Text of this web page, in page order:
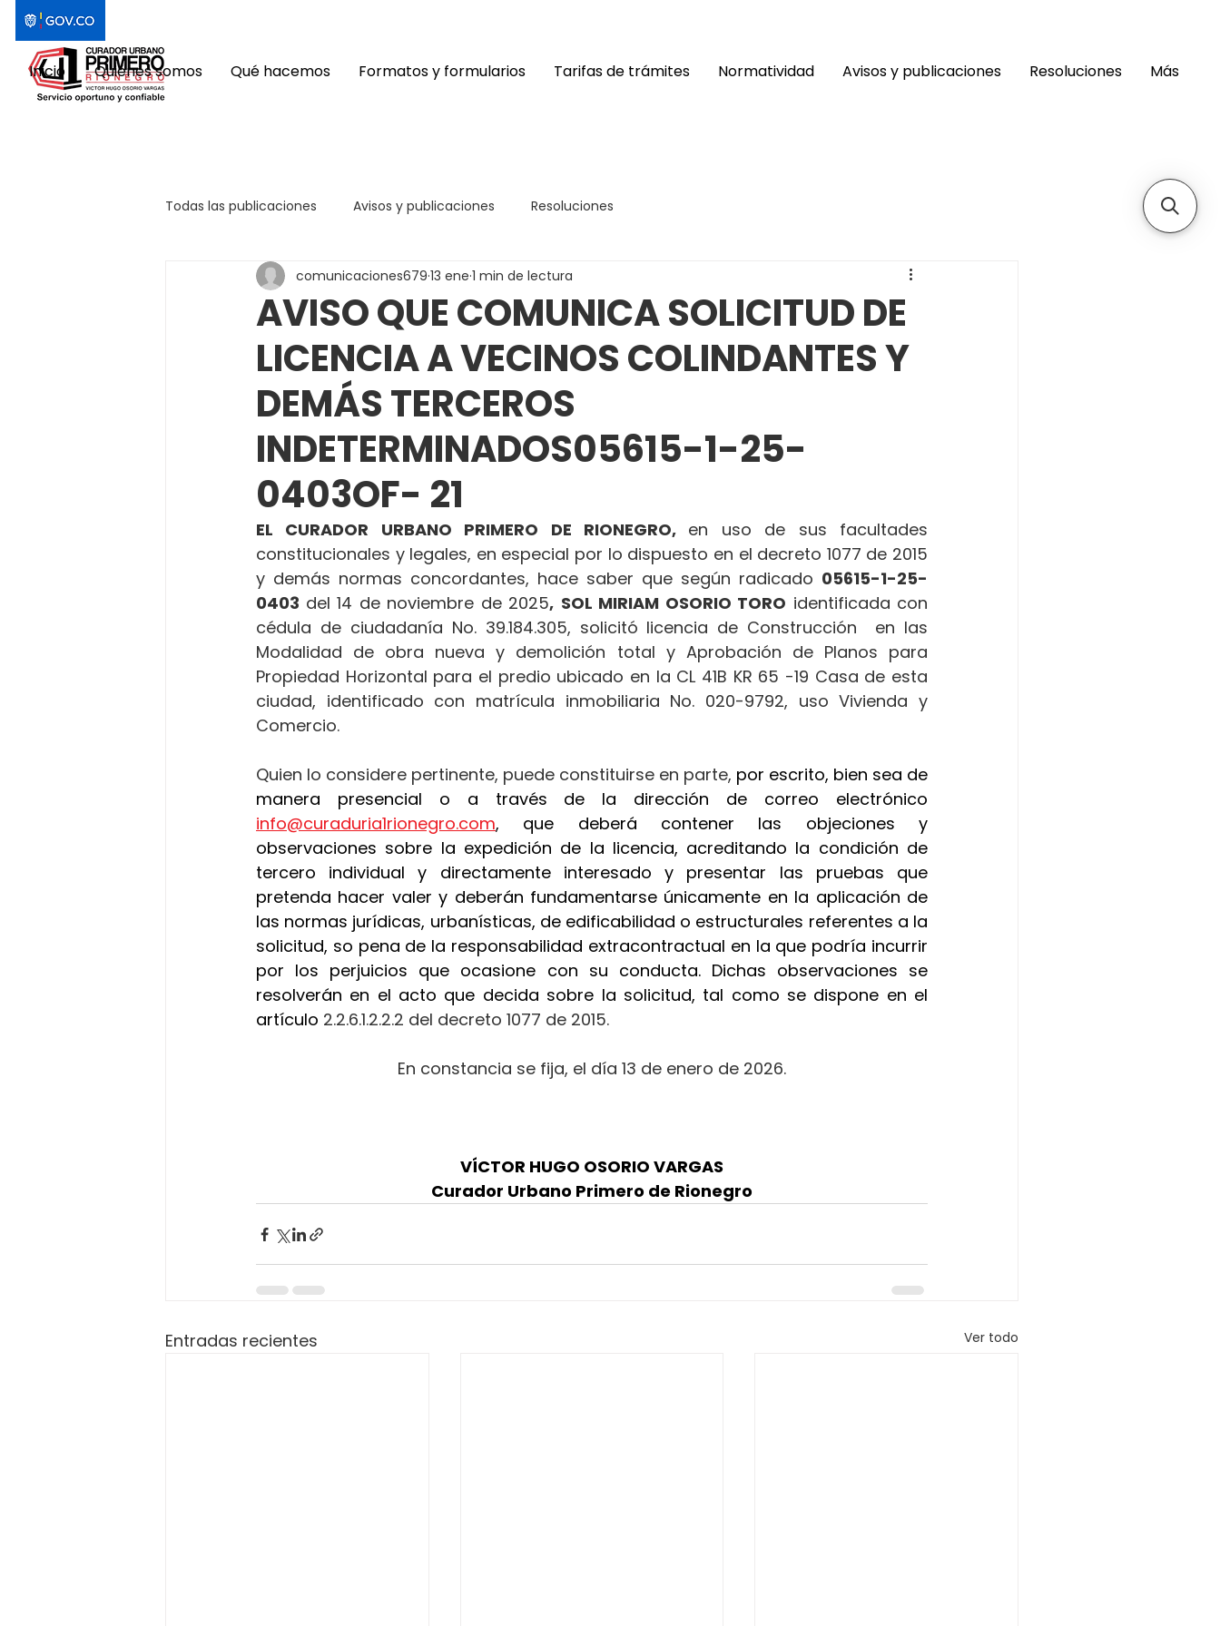
Inicio Quiénes somos Qué hacemos Formatos y formularios Tarifas de trámites Normatividad Avisos y publicaciones Resoluciones Más
Todas las publicaciones Avisos y publicaciones Resoluciones
AVISO QUE COMUNICA SOLICITUD DE
LICENCIA A VECINOS COLINDANTES Y
DEMÁS TERCEROS
INDETERMINADOS05615-1-25-
0403OF- 21
comunicaciones679 13 ene 1 min de lectura
EL CURADOR URBANO PRIMERO DE RIONEGRO, en uso de sus facultades
constitucionales y legales, en especial por lo dispuesto en el decreto 1077 de 2015
y demás normas concordantes, hace saber que según radicado 05615-1-25-
0403 del 14 de noviembre de 2025, SOL MIRIAM OSORIO TORO identificada con
cédula de ciudadanía No. 39.184.305, solicitó licencia de Construcción  en las
Modalidad de obra nueva y demolición total y Aprobación de Planos para
Propiedad Horizontal para el predio ubicado en la CL 41B KR 65 -19 Casa de esta
ciudad, identificado con matrícula inmobiliaria No. 020-9792, uso Vivienda y
Comercio.
Quien lo considere pertinente, puede constituirse en parte, por escrito, bien sea de
info@curaduria1rionegro.com, que deberá contener las objeciones y
observaciones sobre la expedición de la licencia, acreditando la condición de
tercero individual y directamente interesado y presentar las pruebas que
pretenda hacer valer y deberán fundamentarse únicamente en la aplicación de
las normas jurídicas, urbanísticas, de edificabilidad o estructurales referentes a la
solicitud, so pena de la responsabilidad extracontractual en la que podría incurrir
por los perjuicios que ocasione con su conducta. Dichas observaciones se
resolverán en el acto que decida sobre la solicitud, tal como se dispone en el
artículo 2.2.6.1.2.2.2 del decreto 1077 de 2015.
En constancia se fija, el día 13 de enero de 2026.
VÍCTOR HUGO OSORIO VARGAS
Curador Urbano Primero de Rionegro
Entradas recientes Ver todo